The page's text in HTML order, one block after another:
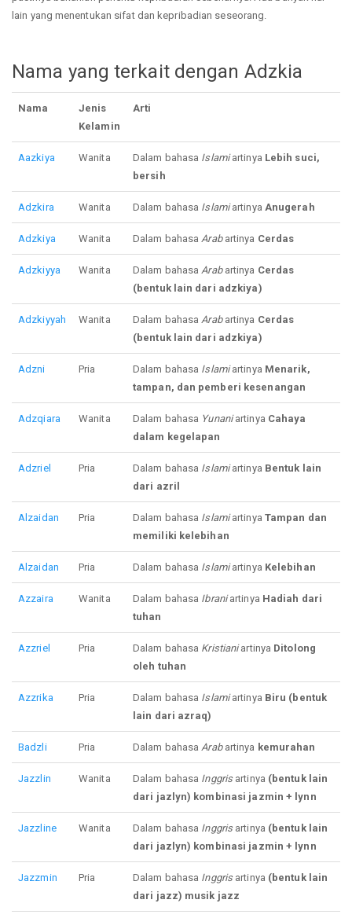
lain yang menentukan sifat dan kepribadian seseorang.
Nama yang terkait dengan Adzkia
Nama
Jenis
Kelamin
Arti
Aazkiya Wanita Dalam bahasa Islamiartinya Lebih suci,
bersih
Adzkira Wanita Dalam bahasa Islamiartinya Anugerah
Adzkiya Wanita Dalam bahasaArabartinya Cerdas
Adzkiyya Wanita Dalam bahasaArabartinya Cerdas
(bentuk lain dari adzkiya)
Adzkiyyah Wanita Dalam bahasaArabartinya Cerdas
(bentuk lain dari adzkiya)
Adzni Pria Dalam bahasa Islamiartinya Menarik,
tampan, dan pemberi kesenangan
Adzqiara Wanita Dalam bahasa Yunaniartinya Cahaya
dalam kegelapan
Adzriel Pria Dalam bahasa Islamiartinya Bentuk lain
dari azril
Alzaidan Pria Dalam bahasa Islamiartinya Tampan dan
memiliki kelebihan
Alzaidan Pria Dalam bahasa Islamiartinya Kelebihan
Azzaira Wanita Dalam bahasa Ibraniartinya Hadiah dari
tuhan
Azzriel Pria Dalam bahasa Kristianiartinya Ditolong
oleh tuhan
Azzrika Pria Dalam bahasa Islamiartinya Biru (bentuk
lain dari azraq)
Badzli Pria Dalam bahasaArabartinya kemurahan
Jazzlin Wanita Dalam bahasa Inggrisartinya (bentuk lain
dari jazlyn) kombinasi jazmin + lynn
Jazzline Wanita Dalam bahasa Inggrisartinya (bentuk lain
dari jazlyn) kombinasi jazmin + lynn
Jazzmin Pria Dalam bahasa Inggrisartinya (bentuk lain
dari jazz) musik jazz